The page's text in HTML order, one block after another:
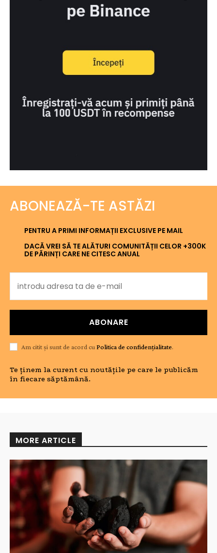
ABONEAZĂ-TE ASTĂZI
PENTRU A PRIMI INFORMAȚII EXCLUSIVE PE MAIL
DACĂ VREI SĂ TE ALĂTURI COMUNITĂȚII CELOR +300K
DE PĂRINȚI CARE NE CITESC ANUAL
ABONARE
Am citit și sunt de acord cu Politica de confidențialitate.
Te ținem la curent cu noutățile pe care le publicăm
în fiecare săptămână.
MORE ARTICLE